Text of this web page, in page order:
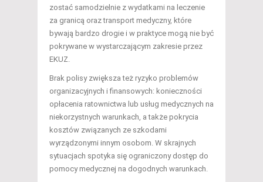
zostać samodzielnie z wydatkami na leczenie
za granicą oraz transport medyczny, które
bywają bardzo drogie i w praktyce mogą nie być
pokrywane w wystarczającym zakresie przez
EKUZ.
Brak polisy zwiększa też ryzyko problemów
organizacyjnych i finansowych: konieczności
opłacenia ratownictwa lub usług medycznych na
niekorzystnych warunkach, a także pokrycia
kosztów związanych ze szkodami
wyrządzonymi innym osobom. W skrajnych
sytuacjach spotyka się ograniczony dostęp do
pomocy medycznej na dogodnych warunkach.